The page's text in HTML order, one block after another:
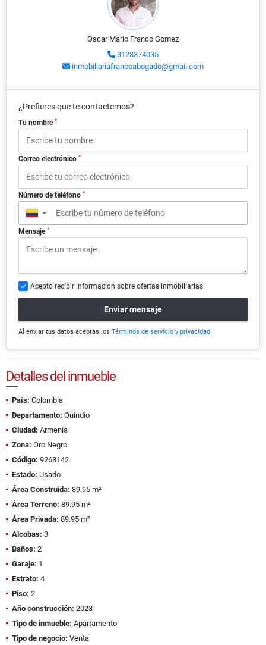
Oscar Mario Franco Gomez
3128374035
inmobiliariafrancoabogado@gmail.com
¿Prefieres que te contactemos?
Tu nombre *
Correo electrónico *
Número de teléfono *
▼
Mensaje *
Acepto recibir información sobre ofertas inmobiliarias
Enviar mensaje
Al enviar tus datos aceptas los Términos de servicio y privacidad
Detalles del inmueble
País: Colombia
Departamento: Quindío
Ciudad: Armenia
Zona: Oro Negro
Código: 9268142
Estado: Usado
Área Construida: 89.95 m²
Área Terreno: 89.95 m²
Área Privada: 89.95 m²
Alcobas: 3
Baños: 2
Garaje: 1
Estrato: 4
Piso: 2
Año construcción: 2023
Tipo de inmueble: Apartamento
Tipo de negocio: Venta